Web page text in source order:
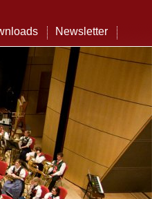
Newsletter